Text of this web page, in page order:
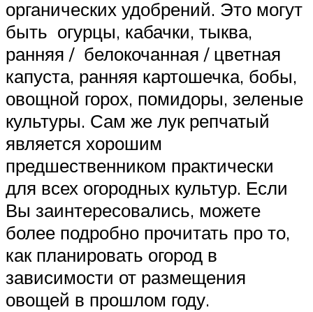
органических удобрений. Это могут
быть огурцы, кабачки, тыква,
ранняя / белокочанная / цветная
капуста, ранняя картошечка, бобы,
овощной горох, помидоры, зеленые
культуры. Сам же лук репчатый
является хорошим
предшественником практически
для всех огородных культур. Если
Вы заинтересовались, можете
более подробно прочитать про то,
как планировать огород в
зависимости от размещения
овощей в прошлом году.